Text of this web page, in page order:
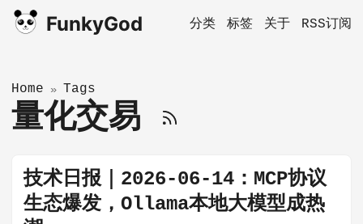
FunkyGod 分类 标签 关于 RSS订阅
Home » Tags
量化交易
技术日报｜2026-06-14：MCP协议
生态爆发，Ollama本地大模型成热